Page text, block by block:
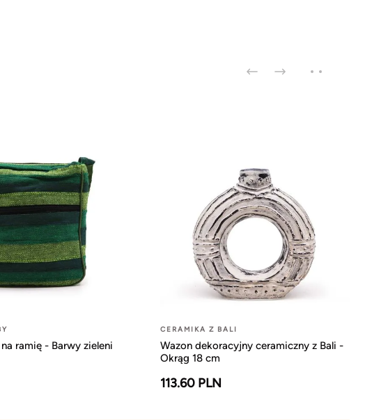
ramię - Barwy zieleni
CERAMIKA Z BALI
Wazon dekoracyjny ceramiczny z Bali -
Okrąg 18 cm
113.60 PLN